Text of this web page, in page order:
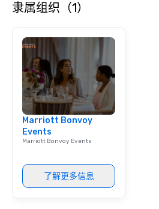
隶属组织（1）
Marriott Bonvoy
Events
Marriott Bonvoy Events
了解更多信息